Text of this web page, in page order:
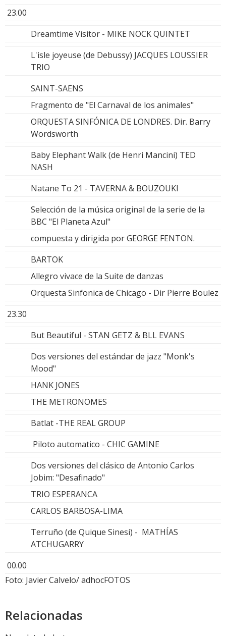
23.00
Dreamtime Visitor - MIKE NOCK QUINTET
L'isle joyeuse (de Debussy) JACQUES LOUSSIER
TRIO
SAINT-SAENS
Fragmento de "El Carnaval de los animales"
ORQUESTA SINFÓNICA DE LONDRES. Dir. Barry
Wordsworth
Baby Elephant Walk (de Henri Mancini) TED
NASH
Natane To 21 - TAVERNA & BOUZOUKI
Selección de la música original de la serie de la
BBC "El Planeta Azul"
compuesta y dirigida por GEORGE FENTON.
BARTOK
Allegro vivace de la Suite de danzas
Orquesta Sinfonica de Chicago - Dir Pierre Boulez
23.30
But Beautiful - STAN GETZ & BLL EVANS
Dos versiones del estándar de jazz "Monk's
Mood"
HANK JONES
THE METRONOMES
Batlat -THE REAL GROUP
Piloto automatico - CHIC GAMINE
Dos versiones del clásico de Antonio Carlos
Jobim: "Desafinado"
TRIO ESPERANCA
CARLOS BARBOSA-LIMA
Terruño (de Quique Sinesi) - MATHÍAS
ATCHUGARRY
00.00
Foto: Javier Calvelo/ adhocFOTOS
Relacionadas